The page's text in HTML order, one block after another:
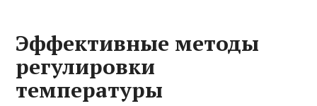
Эффективные методы
регулировки
температуры